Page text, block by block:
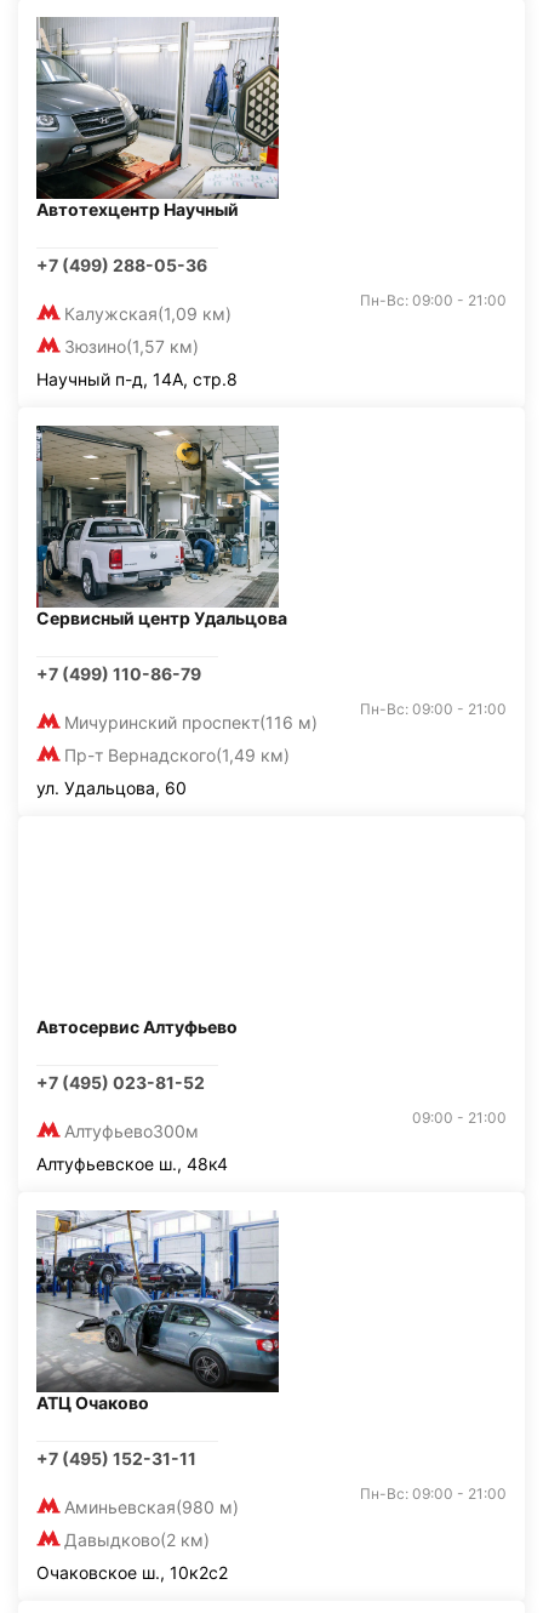
Автотехцентр Научный
+7 (499) 288-05-36
Калужская(1,09 км)
Зюзино(1,57 км)
Пн-Вс: 09:00 - 21:00
Научный п-д, 14А, стр.8
Сервисный центр Удальцова
+7 (499) 110-86-79
Мичуринский проспект(116 м)
Пр-т Вернадского(1,49 км)
Пн-Вс: 09:00 - 21:00
ул. Удальцова, 60
Автосервис Алтуфьево
+7 (495) 023-81-52
Алтуфьево300м
09:00 - 21:00
Алтуфьевское ш., 48к4
АТЦ Очаково
+7 (495) 152-31-11
Аминьевская(980 м)
Давыдково(2 км)
Пн-Вс: 09:00 - 21:00
Очаковское ш., 10к2с2